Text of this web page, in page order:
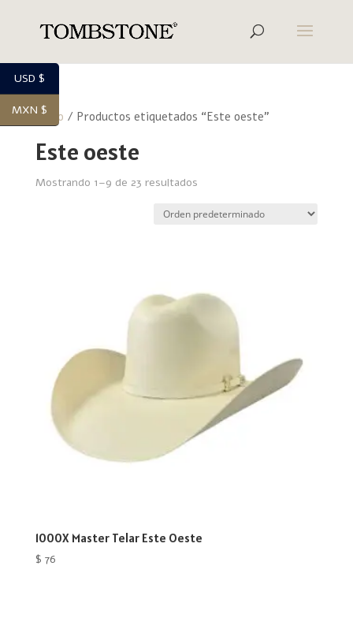
Inicio / Productos etiquetados “Este oeste”
Este oeste
Mostrando 1–9 de 23 resultados
1000X Master Telar Este Oeste
$ 76
USD $
MXN $